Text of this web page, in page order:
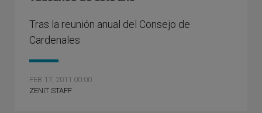
Tras la reunión anual del Consejo de
Cardenales
FEB 17, 2011 00:00
ZENIT STAFF